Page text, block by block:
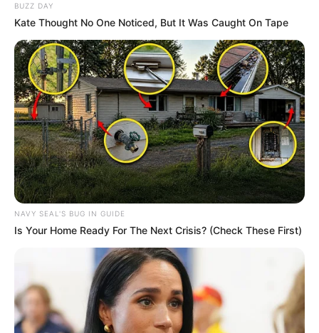
BUZZ DAY
Kate Thought No One Noticed, But It Was Caught On Tape
NAVY SEAL'S BUG IN GUIDE
Is Your Home Ready For The Next Crisis? (Check These First)